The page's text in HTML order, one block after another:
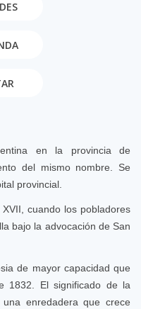
en la provincia de
del mismo nombre. Se
provincial.
cuando los pobladores
bajo la advocación de San
de mayor capacidad que
1832. El significado de la
enredadera que crece